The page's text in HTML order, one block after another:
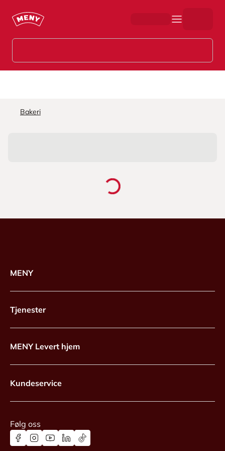
Bakeri
MENY
Tjenester
MENY Levert hjem
Kundeservice
Følg oss